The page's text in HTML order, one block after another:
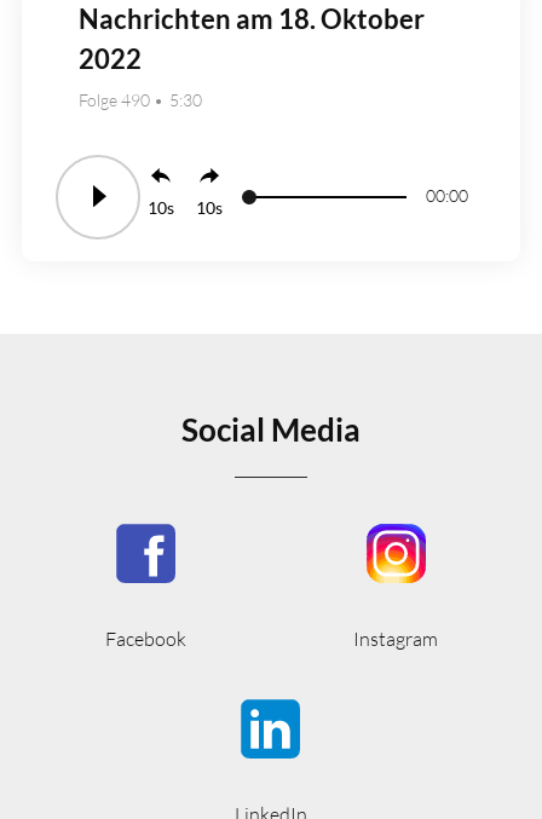
Nachrichten am 18. Oktober
2022
Folge 490 5:30
10 10
00:00
Social Media
Facebook Instagram
LinkedIn